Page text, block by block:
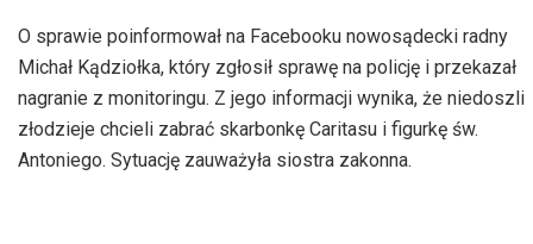
O sprawie poinformował na Facebooku nowosądecki radny
Michał Kądziołka, który zgłosił sprawę na policję i przekazał
nagranie z monitoringu. Z jego informacji wynika, że niedoszli
złodzieje chcieli zabrać skarbonkę Caritasu i figurkę św.
Antoniego. Sytuację zauważyła siostra zakonna.